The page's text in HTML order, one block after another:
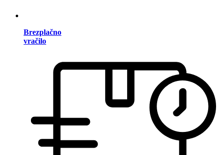
Brezplačno
vračilo